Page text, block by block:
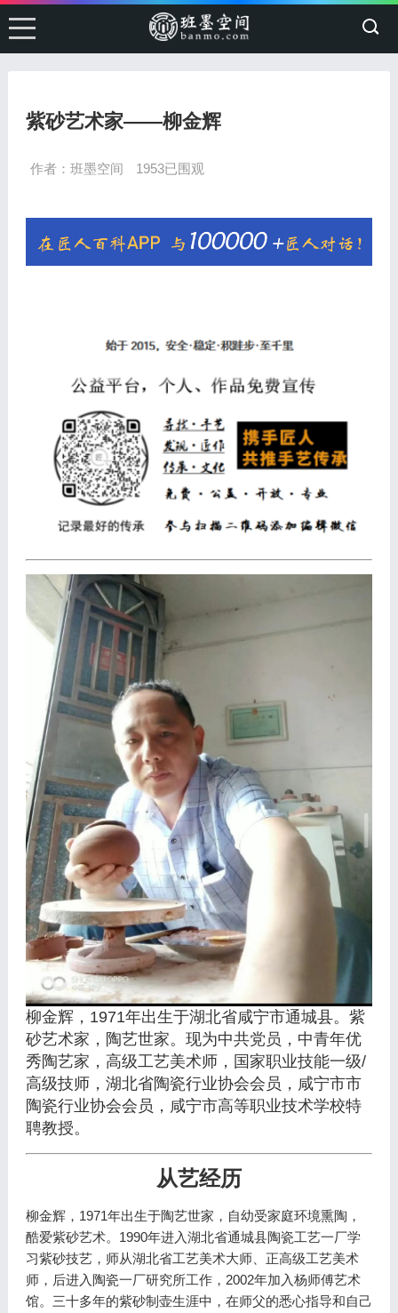
紫砂艺术家——柳金辉
作者：班墨空间 1953已围观
柳金辉，1971年出生于湖北省咸宁市通城县。紫
砂艺术家，陶艺世家。现为中共党员，中青年优
秀陶艺家，高级工艺美术师，国家职业技能一级/
高级技师，湖北省陶瓷行业协会会员，咸宁市市
陶瓷行业协会会员，咸宁市高等职业技术学校特
聘教授。
从艺经历
柳金辉，1971年出生于陶艺世家，自幼受家庭环境熏陶，
酷爱紫砂艺术。1990年进入湖北省通城县陶瓷工艺一厂学
习紫砂技艺，师从湖北省工艺美术大师、正高级工艺美术
师，后进入陶瓷一厂研究所工作，2002年加入杨师傅艺术
馆。三十多年的紫砂制壶生涯中，在师父的悉心指导和自己